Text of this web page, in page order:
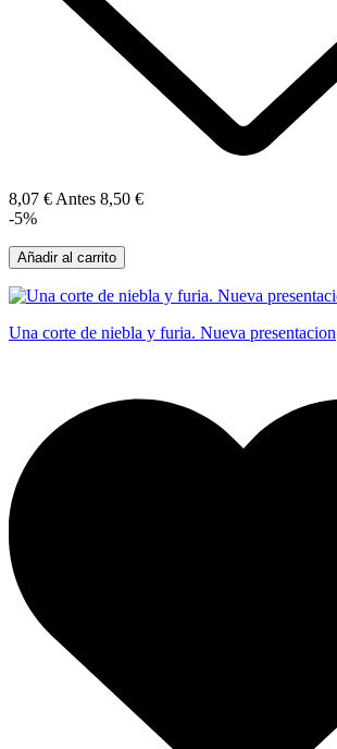
8,07 €Antes 8,50 €
-5%
Añadir al carrito
Una corte de niebla y furia. Nueva presentacion